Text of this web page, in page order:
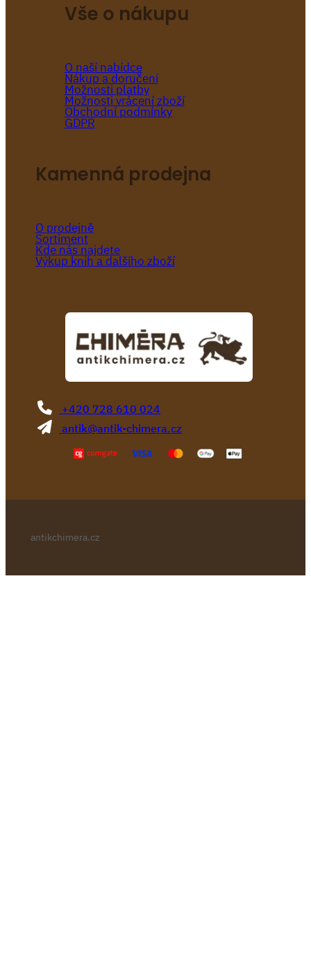
Vše o nákupu
O naší nabídce
Nákup a doručení
Možnosti platby
Možnosti vrácení zboží
Obchodní podmínky
GDPR
Kamenná prodejna
O prodejně
Sortiment
Kde nás najdete
Výkup knih a dalšího zboží
+420 728 610 024
antik@antik-chimera.cz
antikchimera.cz